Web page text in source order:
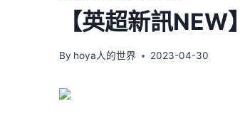
【英超新訊
By hoya人的世界 2023-04-30